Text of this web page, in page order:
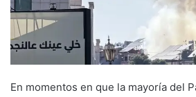
En momentos en que la mayoría del